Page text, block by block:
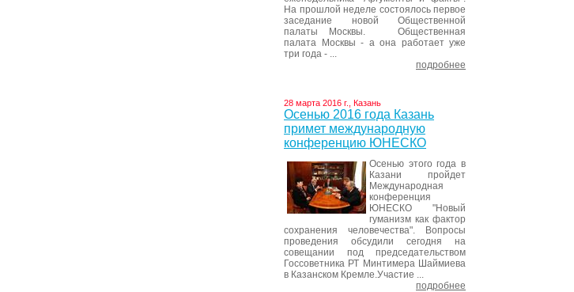
На прошлой неделе состоялось первое
заседание новой Общественной
палаты Москвы. Общественная
палата Москвы - а она работает уже
три года - ...
подробнее
28 марта 2016 г., Казань
Осенью 2016 года Казань
примет международную
конференцию ЮНЕСКО
Осенью этого года в
Казани пройдет
Международная
конференция
ЮНЕСКО "Новый
гуманизм как фактор
сохранения человечества". Вопросы
проведения обсудили сегодня на
совещании под председательством
Госсоветника РТ Минтимера Шаймиева
в Казанском Кремле.Участие ...
подробнее